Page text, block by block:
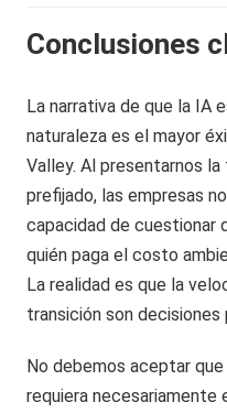
Conclusiones
La narrativa de que la IA
naturaleza es el mayor
Valley. Al presentarnos
prefijado, las empresas
capacidad de cuestionar
quién paga el costo
La realidad es que la
transición son
No debemos aceptar
requiera necesariamente